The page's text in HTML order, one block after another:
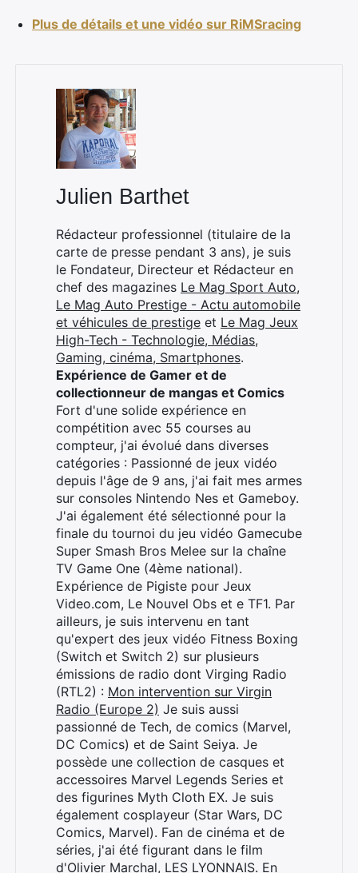
Plus de détails et une vidéo sur RiMSracing
Julien Barthet
Rédacteur professionnel (titulaire de la
carte de presse pendant 3 ans), je suis
le Fondateur, Directeur et Rédacteur en
chef des magazines Le Mag Sport Auto,
Le Mag Auto Prestige - Actu automobile
et véhicules de prestige et Le Mag Jeux
High-Tech - Technologie, Médias,
Gaming, cinéma, Smartphones.
Expérience de Gamer et de
collectionneur de mangas et Comics
Fort d'une solide expérience en
compétition avec 55 courses au
compteur, j'ai évolué dans diverses
catégories : Passionné de jeux vidéo
depuis l'âge de 9 ans, j'ai fait mes armes
sur consoles Nintendo Nes et Gameboy.
J'ai également été sélectionné pour la
finale du tournoi du jeu vidéo Gamecube
Super Smash Bros Melee sur la chaîne
TV Game One (4ème national).
Expérience de Pigiste pour Jeux
Video.com, Le Nouvel Obs et e TF1. Par
ailleurs, je suis intervenu en tant
qu'expert des jeux vidéo Fitness Boxing
(Switch et Switch 2) sur plusieurs
émissions de radio dont Virging Radio
(RTL2) : Mon intervention sur Virgin
Radio (Europe 2) Je suis aussi
passionné de Tech, de comics (Marvel,
DC Comics) et de Saint Seiya. Je
possède une collection de casques et
accessoires Marvel Legends Series et
des figurines Myth Cloth EX. Je suis
également cosplayeur (Star Wars, DC
Comics, Marvel). Fan de cinéma et de
séries, j'ai été figurant dans le film
d'Olivier Marchal, LES LYONNAIS. En
Rechercher